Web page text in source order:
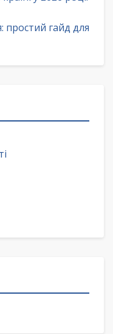
простий гайд для